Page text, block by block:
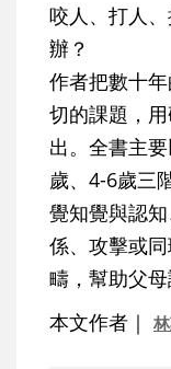
咬人、打人
辦？
作者把數十
切的課題，
出。全書主
歲、4-6歲三
覺知覺與認
係、攻擊或
疇，幫助父母
本文作者｜